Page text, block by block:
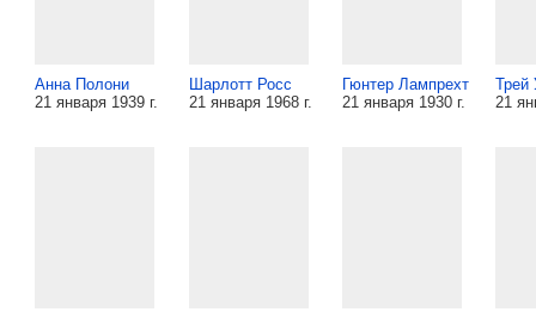
Анна Полони
21 января 1939 г.
Шарлотт Росс
21 января 1968 г.
Гюнтер Лампрехт
21 января 1930 г.
Трей
21